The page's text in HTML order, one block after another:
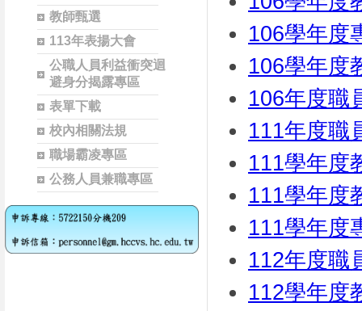
教師甄選
113年表揚大會
公職人員利益衝突迴
避身分揭露專區
表單下載
校內相關法規
職場霸凌專區
公務人員兼職專區
106學年度
106學年度
106年度職
111年度職
111學年度
111學年度
111學年度
112年度職
112學年度